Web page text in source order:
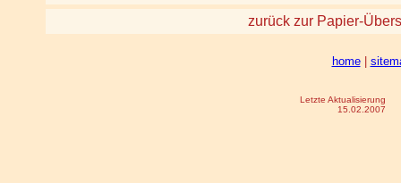
zurück zur Papier-
home|
Letzte Aktualisierung
15.02.2007